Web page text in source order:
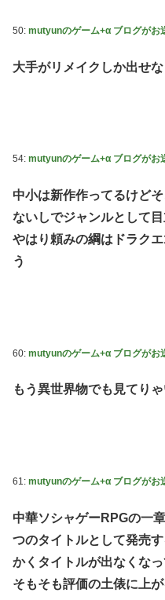
50: mutyunのゲーム+α ブログがお
大手がリメイクしか出せ
54: mutyunのゲーム+α ブログがお
中小は新作作ってるけど
ないしでジャンルとして
やはり頼みの綱はドラク
う
60: mutyunのゲーム+α ブログがお
もう異世界物でも見てり
61: mutyunのゲーム+α ブログがお
中華ソシャゲーRPGの一
つのタイトルとして発売
かくタイトルが出なくな
そもそも評価の土俵に上